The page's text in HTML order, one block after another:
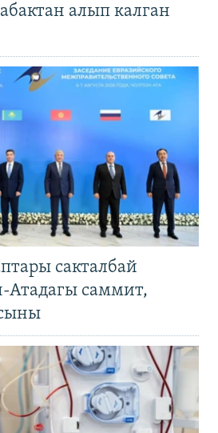
алып калган
сакталбай
Атадагы саммит,